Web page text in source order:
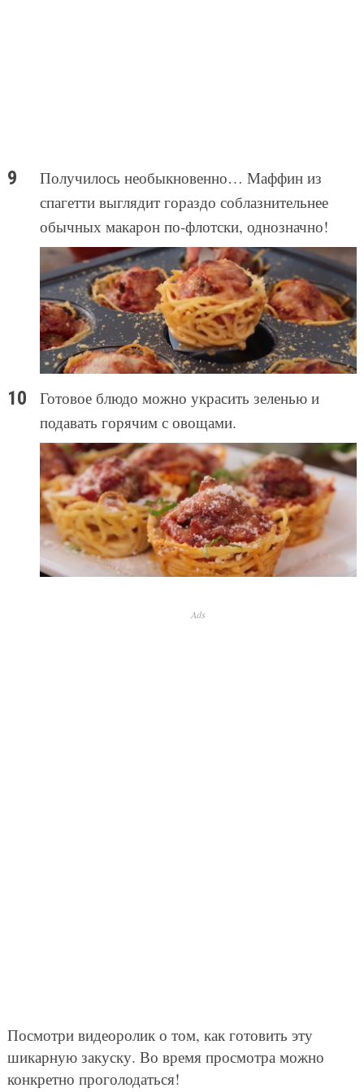
Получилось необыкновенно… Маффин из
спагетти выглядит гораздо соблазнительнее
обычных макарон по-флотски, однозначно!
Готовое блюдо можно украсить зеленью и
подавать горячим с овощами.
Ads
Посмотри видеоролик о том, как готовить эту
шикарную закуску. Во время просмотра можно
конкретно проголодаться!